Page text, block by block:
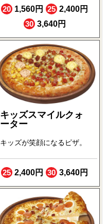
20 1,560円 25 2,400円
303,640円
キッズスマイルクォ
ーター
キッズが笑顔になるピザ。
25 2,400円 30 3,640円